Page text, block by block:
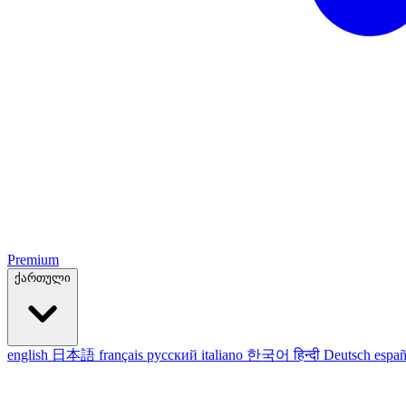
Premium
ქართული
english 日本語 français русский italiano 한국어हिन्दी Deutsch